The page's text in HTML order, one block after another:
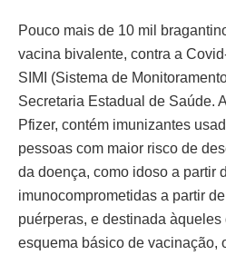
Pouco mais de 10 mil
vacina bivalente, contra a
SIMI (Sistema de
Secretaria Estadual de Saúde.
Pfizer, contém imunizantes
pessoas com maior risco de
da doença, como idoso a partir
imunocomprometidas a partir
puérperas, e destinada
esquema básico de vacinação,